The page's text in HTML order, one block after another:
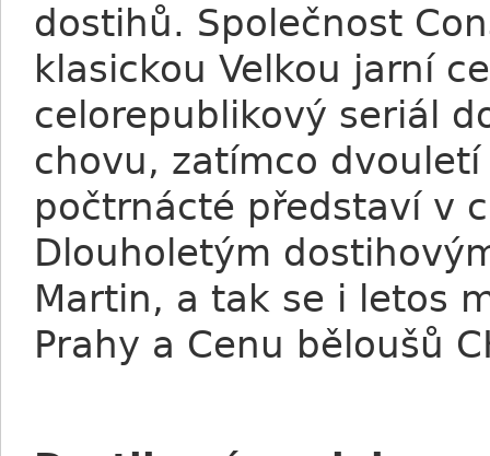
dostihů. Společnost
klasickou Velkou jarní
celorepublikový seriál
chovu, zatímco
počtrnácté představí v
Dlouholetým
Martin, a tak se i letos
Prahy a Cenu běloušů